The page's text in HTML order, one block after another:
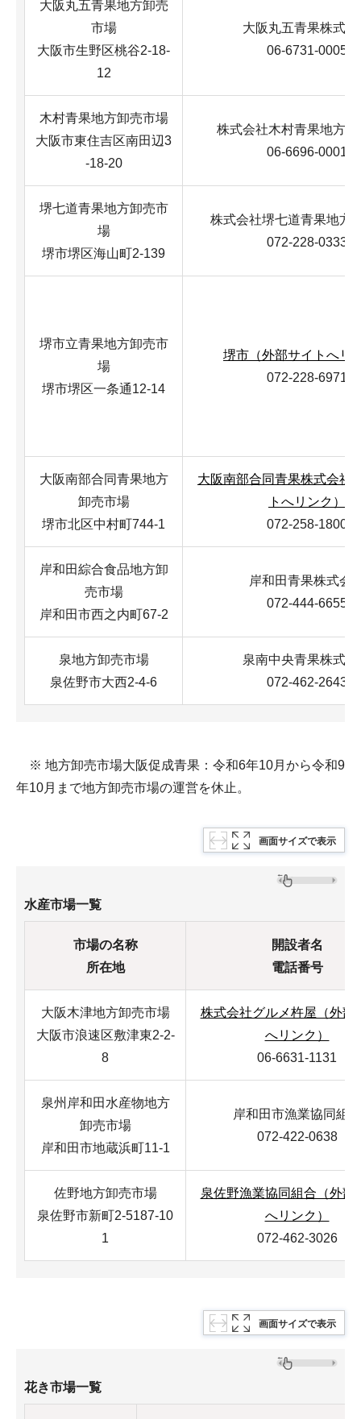
大阪丸五青果地方卸売
市場
大阪市生野区桃谷2-18-
12
大阪丸五青果株式会
06-6731-0005
木村青果地方卸売市場
大阪市東住吉区南田辺3
-18-20
株式会社木村青果地方
06-6696-0001
堺七道青果地方卸売市
場
堺市堺区海山町2-139
株式会社堺七道青果地方
072-228-0333
堺市立青果地方卸売市
場
堺市堺区一条通12-14
堺市（外部サイトへリ
072-228-6971
大阪南部合同青果地方
卸売市場
堺市北区中村町744-1
大阪南部合同青果株式会社
トへリンク）
072-258-1800
岸和田綜合食品地方卸
売市場
岸和田市西之内町67-2
岸和田青果株式会
072-444-6655
泉地方卸売市場
泉佐野市大西2-4-6
泉南中央青果株式会
072-462-2643
※ 地方卸売市場大阪促成青果：令和6年10月から令和9
年10月まで地方卸売市場の運営を休止。
画面サイズで表示
水産市場一覧
市場の名称
所在地
開設者名
電話番号
大阪木津地方卸売市場
大阪市浪速区敷津東2-2-
8
株式会社グルメ杵屋（外部
へリンク）
06-6631-1131
泉州岸和田水産物地方
卸売市場
岸和田市地蔵浜町11-1
岸和田市漁業協同組合
072-422-0638
佐野地方卸売市場
泉佐野市新町2-5187-10
1
泉佐野漁業協同組合（外部
へリンク）
072-462-3026
画面サイズで表示
花き市場一覧